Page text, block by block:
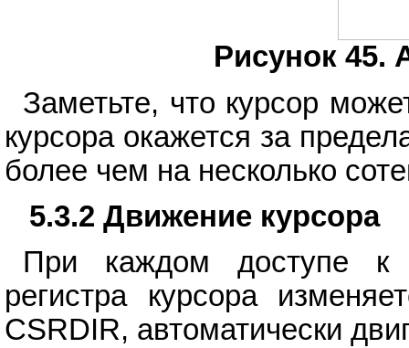
Рисунок 45.
Заметьте, что курсор
курсора окажется за
более чем на несколько
5.3.2 Движение курсора
При каждом доступе к
регистра курсора
CSRDIR, автоматически